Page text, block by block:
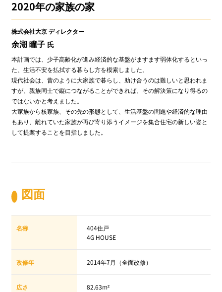
2020年の家族の家
株式会社大京 ディレクター
余湖 瞳子 氏
本計画では、少子高齢化が進み経済的な基盤がますます弱体化するといっ
た、生活不安を払拭する暮らし方を模索しました。
現代社会は、昔のように大家族で暮らし、助け合うのは難しいと思われま
すが、親族同士で縦につながることができれば、その解決策になり得るの
ではないかと考えました。
大家族から核家族、その先の形態として、生活基盤の問題や経済的な理由
もあり、離れていた家族が再び寄り添うイメージを集合住宅の新しい姿と
して提案することを目指しました。
図面
名称
404住戸
4G HOUSE
改修年 2014年7月（全面改修）
広さ 82.63m²